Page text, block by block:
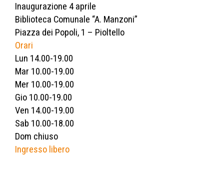
Inaugurazione 4 aprile
Biblioteca Comunale “A. Manzoni”
Piazza dei Popoli, 1 – Pioltello
Orari
Lun 14.00-19.00
Mar 10.00-19.00
Mer 10.00-19.00
Gio 10.00-19.00
Ven 14.00-19.00
Sab 10.00-18.00
Dom chiuso
Ingresso libero